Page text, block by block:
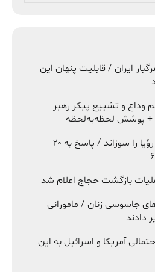
ایران / قابلیت پنهان این
وداع و تشییع پیکر رهبر
+ پوشش لحظه‌به‌لحظه
ناو وینسنس ۲۹۱ رؤیا را سوزاند / پاسخ به ۲۰
بازگشت حجاج اعلام شد
جاسوسی زنان / مامورانی
دادند
آمریکا و اسرائیل به این